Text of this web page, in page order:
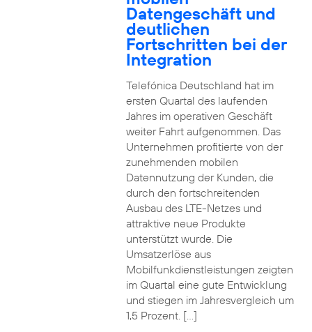
Datengeschäft und
deutlichen
Fortschritten bei der
Integration
Telefónica Deutschland hat im
ersten Quartal des laufenden
Jahres im operativen Geschäft
weiter Fahrt aufgenommen. Das
Unternehmen profitierte von der
zunehmenden mobilen
Datennutzung der Kunden, die
durch den fortschreitenden
Ausbau des LTE-Netzes und
attraktive neue Produkte
unterstützt wurde. Die
Umsatzerlöse aus
Mobilfunkdienstleistungen zeigten
im Quartal eine gute Entwicklung
und stiegen im Jahresvergleich um
1,5 Prozent. […]